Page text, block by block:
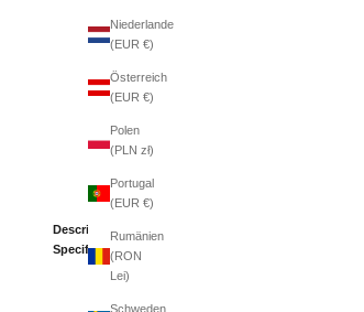
Niederlande
(EUR €)
Österreich
(EUR €)
Polen
(PLN zł)
Portugal
(EUR €)
Rumänien
(RON
Lei)
Schweden
Description
Specifications